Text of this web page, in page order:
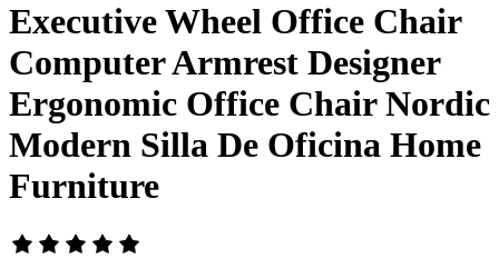
Executive Wheel Office Chair
Computer Armrest Designer
Ergonomic Office Chair Nordic
Modern Silla De Oficina Home
Furniture